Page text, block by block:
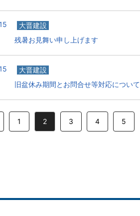
大晋建設
残暑お見舞い申し上げます
大晋建設
旧盆休み期間とお問合せ等対応について
1 2 3 4 5